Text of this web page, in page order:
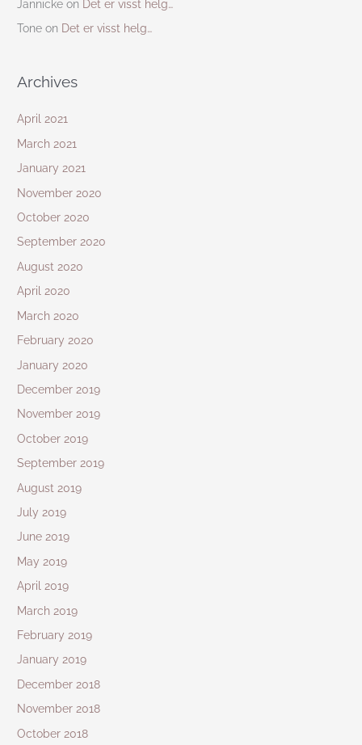
Jannicke on Det er visst helg…
Tone on Det er visst helg…
Archives
April 2021
March 2021
January 2021
November 2020
October 2020
September 2020
August 2020
April 2020
March 2020
February 2020
January 2020
December 2019
November 2019
October 2019
September 2019
August 2019
July 2019
June 2019
May 2019
April 2019
March 2019
February 2019
January 2019
December 2018
November 2018
October 2018